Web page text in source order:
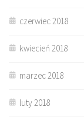
czerwiec 2018
kwiecień 2018
marzec 2018
luty 2018